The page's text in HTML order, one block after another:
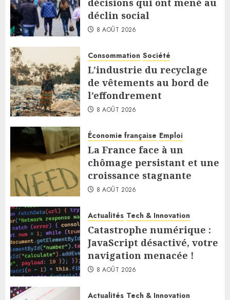
décisions qui ont mené au
déclin social
8 AOÛT 2026
Consommation Société
L’industrie du recyclage
de vêtements au bord de
l’effondrement
8 AOÛT 2026
Économie française Emploi
La France face à un
chômage persistant et une
croissance stagnante
8 AOÛT 2026
Actualités Tech & Innovation
Catastrophe numérique :
JavaScript désactivé, votre
navigation menacée !
8 AOÛT 2026
Actualités Tech & Innovation